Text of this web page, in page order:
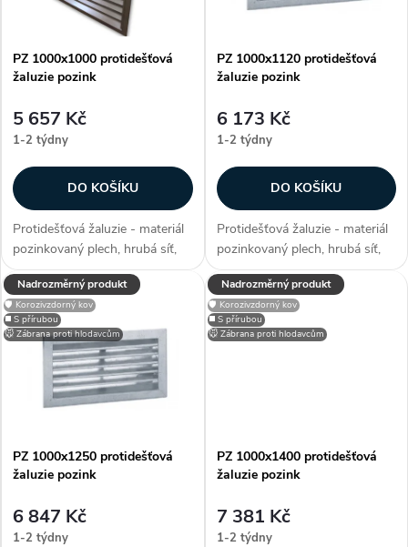
í
p
r
o
d
u
k
s
p
r
o
d
u
k
ů
PZ 1000x1000 protidešťová
žaluzie pozink
5 657 Kč
1-2 týdny
DO KOŠÍKU
Protidešťová žaluzie - materiál
pozinkovaný plech, hrubá síť,
efektivní plocha sef 0,681 m²,
snadno přizpůsobitelné díky
možnosti lakování RAL, zakryje
stavební otvory, užívané...
PZ 1000x1120 protidešťová
žaluzie pozink
6 173 Kč
1-2 týdny
DO KOŠÍKU
Protidešťová žaluzie - materiál
pozinkovaný plech, hrubá síť,
efektivní plocha sef 0,7745 m²,
snadno přizpůsobitelné díky
možnosti lakování RAL, zakryje
stavební otvory, užívané...
Nadrozměrný produkt
◼️ S přírubou
🛡️ Korozivzdorný kov
🐭 Zábrana proti hlodavcům
PZ 1000x1250 protidešťová
žaluzie pozink
6 847 Kč
1-2 týdny
Nadrozměrný produkt
◼️ S přírubou
🛡️ Korozivzdorný kov
🐭 Zábrana proti hlodavcům
PZ 1000x1400 protidešťová
žaluzie pozink
7 381 Kč
1-2 týdny